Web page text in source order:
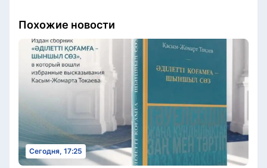
Похожие новости
Сегодня, 17:25